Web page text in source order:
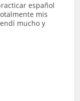
español
mis
mucho y